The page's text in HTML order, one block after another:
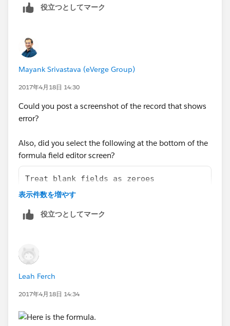
役立つとしてマーク
Mayank Srivastava (eVerge Group)
2017年4月18日 14:30
Could you post a screenshot of the record that shows
error?
Also, did you select the following at the bottom of the
formula field editor screen?
Treat blank fields as zeroes
表示件数を増やす
役立つとしてマーク
Leah Ferch
2017年4月18日 14:34